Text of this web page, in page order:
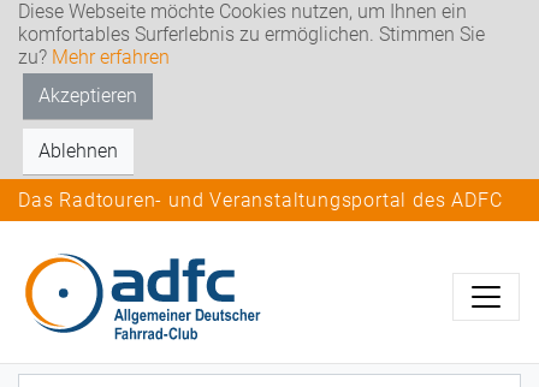
Diese Webseite möchte Cookies nutzen, um Ihnen ein
komfortables Surferlebnis zu ermöglichen. Stimmen Sie
zu? Mehr erfahren
Akzeptieren
Ablehnen
Das Radtouren- und Veranstaltungsportal des ADFC